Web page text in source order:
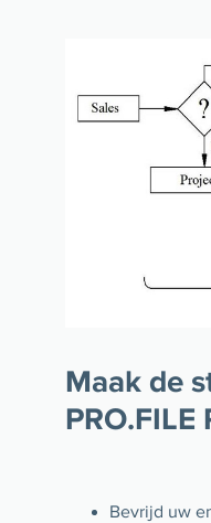
Maak de
Bevrijd uw